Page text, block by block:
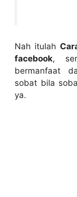
Nah itulah
facebook,
bermanfaat
sobat bila
ya.